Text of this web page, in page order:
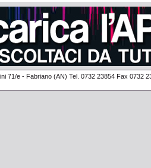
71/e - Fabriano (AN) Tel. 0732 23854 Fax 0732